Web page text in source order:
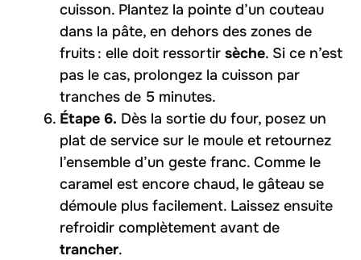
cuisson. Plantez la pointe d’un couteau
dans la pâte, en dehors des zones de
fruits : elle doit ressortir sèche. Si ce n’est
pas le cas, prolongez la cuisson par
tranches de 5 minutes.
Étape 6. Dès la sortie du four, posez un
plat de service sur le moule et retournez
l’ensemble d’un geste franc. Comme le
caramel est encore chaud, le gâteau se
démoule plus facilement. Laissez ensuite
refroidir complètement avant de
trancher.